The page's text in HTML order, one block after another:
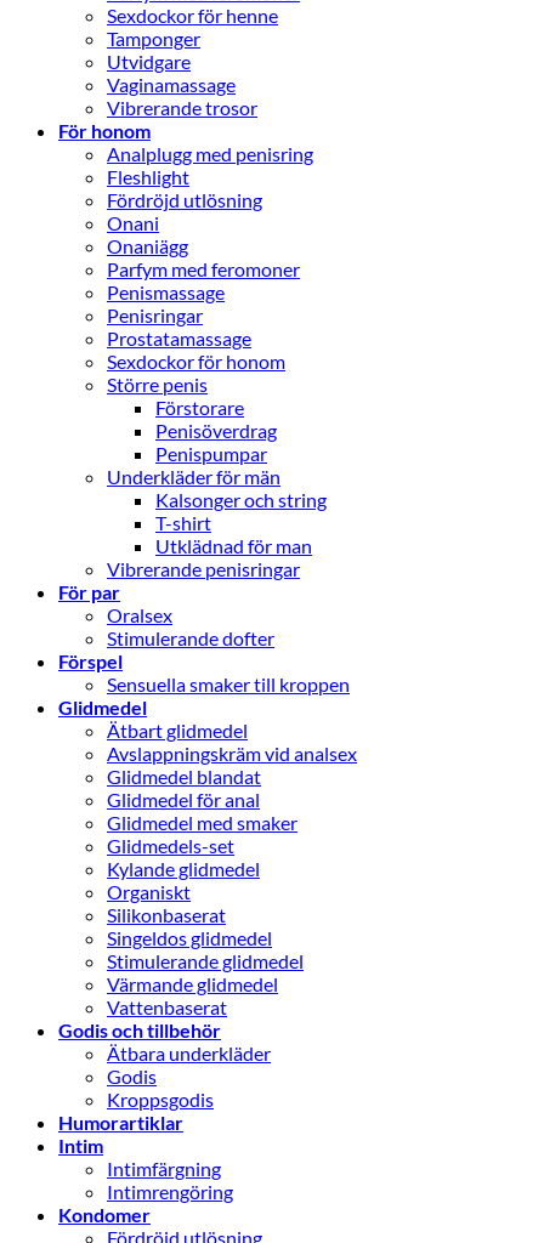
Sexdockor för henne
Tamponger
Utvidgare
Vaginamassage
Vibrerande trosor
För honom
Analplugg med penisring
Fleshlight
Fördröjd utlösning
Onani
Onaniägg
Parfym med feromoner
Penismassage
Penisringar
Prostatamassage
Sexdockor för honom
Större penis
Förstorare
Penisöverdrag
Penispumpar
Underkläder för män
Kalsonger och string
T-shirt
Utklädnad för man
Vibrerande penisringar
För par
Oralsex
Stimulerande dofter
Förspel
Sensuella smaker till kroppen
Glidmedel
Ätbart glidmedel
Avslappningskräm vid analsex
Glidmedel blandat
Glidmedel för anal
Glidmedel med smaker
Glidmedels-set
Kylande glidmedel
Organiskt
Silikonbaserat
Singeldos glidmedel
Stimulerande glidmedel
Värmande glidmedel
Vattenbaserat
Godis och tillbehör
Ätbara underkläder
Godis
Kroppsgodis
Humorartiklar
Intim
Intimfärgning
Intimrengöring
Kondomer
Fördröjd utlösning